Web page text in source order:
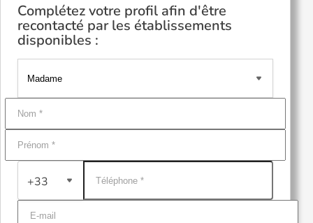
Complétez votre profil afin d'être
recontacté par les établissements
disponibles :
+33